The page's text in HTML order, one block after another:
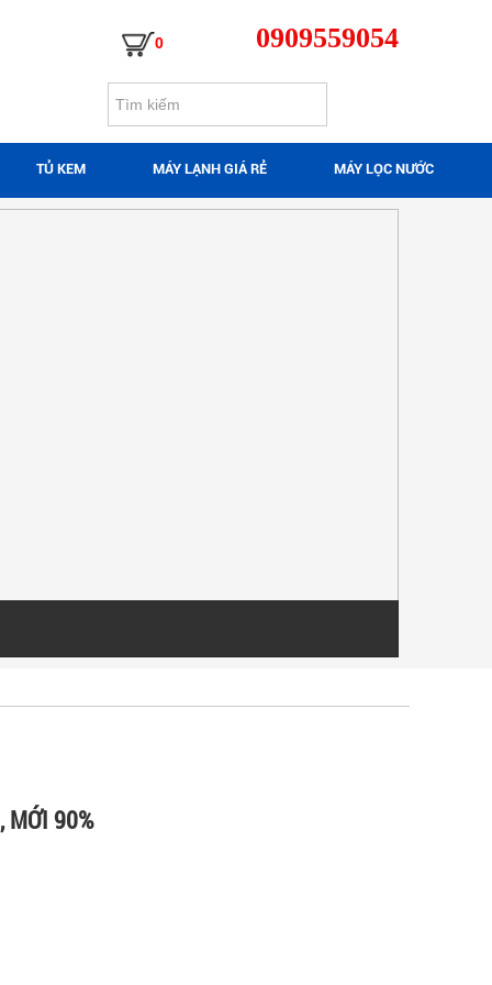
0 0909559054
TỦ KEM MÁY LẠNH GIÁ RẺ MÁY LỌC NƯỚC
MỚI 90%